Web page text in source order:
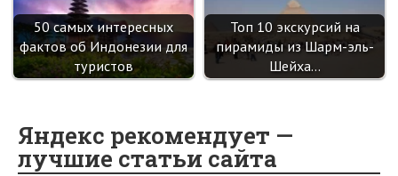
50 самых интересных
фактов об Индонезии для
туристов
Топ 10 экскурсий на
пирамиды из Шарм-эль-
Шейха…
Яндекс рекомендует —
лучшие статьи сайта